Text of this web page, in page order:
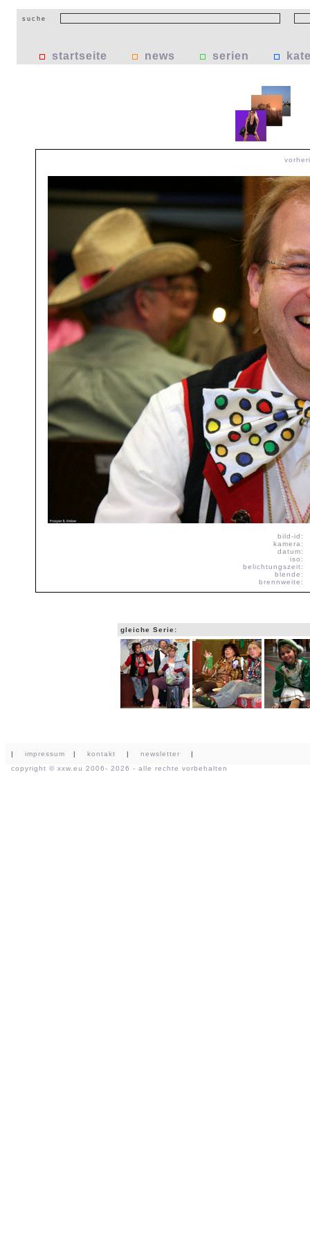
suche
startseite news serien
bild-id:
kamera:
datum:
iso:
belichtungszeit:
blende:
brennweite:
gleiche Serie:
| impressum | kontakt | newsletter |
copyright © xxw.eu 2006- 2026 - alle rechte vorbehalten